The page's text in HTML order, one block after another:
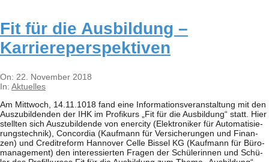
Fit für die Aus­bil­dung –
Karriereperspektiven
2018-
11-
On: 22. November 2018
In: Aktuelles
Am Mitt­woch, 14.11.1018 fand eine Infor­ma­ti­ons­ver­an­stal­tung mit den
Aus­zu­bil­den­den der IHK im Pro­fi­kurs „Fit für die Aus­bil­dung“ statt. Hier
stell­ten sich Aus­zu­bil­dende von ener­city (Elek­tro­ni­ker für Auto­ma­ti­sie­
rungs­tech­nik), Con­cor­dia (Kauf­mann für Ver­si­che­run­gen und Finan­
zen) und Cre­dit­re­form Han­no­ver Celle Bis­sel KG (Kauf­mann für Büro­
ma­nage­ment) den inter­es­sier­ten Fra­gen der Schü­le­rin­nen und Schü­